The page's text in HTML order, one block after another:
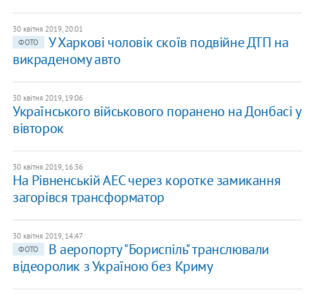
30 квітня 2019, 20:01
ФОТО
У Харкові чоловік скоїв подвійне ДТП на
викраденому авто
30 квітня 2019, 19:06
Українського військового поранено на Донбасі у
вівторок
30 квітня 2019, 16:36
На Рівненській АЕС через коротке замикання
загорівся трансформатор
30 квітня 2019, 14:47
ФОТО
В аеропорту "Бориспіль" транслювали
відеоролик з Україною без Криму